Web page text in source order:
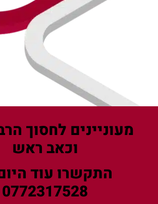
מעוניינים לחסוך
וכאב ראש
התקשרו עוד
0772317528